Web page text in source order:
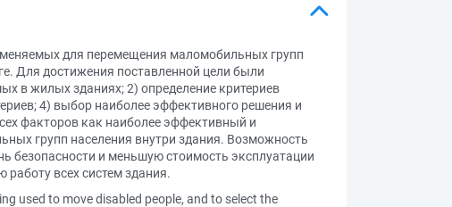
для перемещения маломобильных групп
Для достижения поставленной цели были
в жилых зданиях; 2) определение критериев
4) выбор наиболее эффективного решения и
факторов как наиболее эффективный и
групп населения внутри здания. Возможность
безопасности и меньшую стоимость эксплуатации
всех систем здания.
used to move disabled people, and to select the